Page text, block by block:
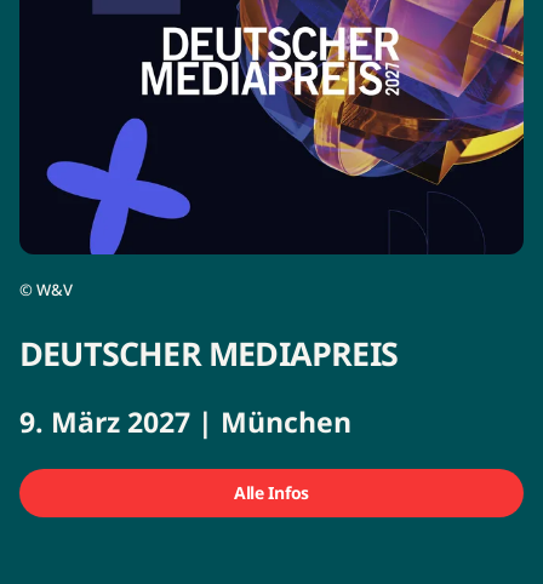
©W&V
DEUTSCHER MEDIAPREIS
9. März 2027 | München
Alle Infos